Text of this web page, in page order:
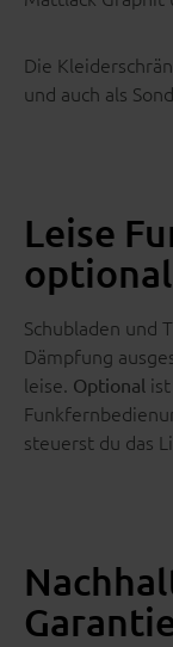
Die
und auch als
Leise
Schubladen und
Dämpfung
leise. Optional
steuerst du das